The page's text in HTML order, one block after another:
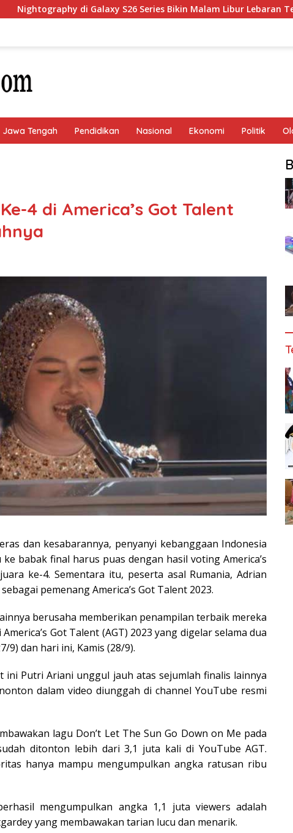
di Galaxy S26 Series Bikin Malam Libur Lebaran Terang
Jawa Tengah Pendidikan Nasional Ekonomi Politik
4 di America’s Got Talent
dan kesabarannya, penyanyi kebanggaan Indonesia
babak final harus puas dengan hasil voting America’s
ke-4. Sementara itu, peserta asal Rumania, Adrian
pemenang America’s Got Talent 2023.
berusaha memberikan penampilan terbaik mereka
Got Talent (AGT) 2023 yang digelar selama dua
dan hari ini, Kamis (28/9).
ini Putri Ariani unggul jauh atas sejumlah finalis lainnya
dalam video diunggah di channel YouTube resmi
lagu Don’t Let The Sun Go Down on Me pada
ditonton lebih dari 3,1 juta kali di YouTube AGT.
hanya mampu mengumpulkan angka ratusan ribu
mengumpulkan angka 1,1 juta viewers adalah
yang membawakan tarian lucu dan menarik.